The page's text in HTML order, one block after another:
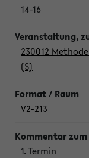
14-16
230012
(S)
V2-213
1. Termin